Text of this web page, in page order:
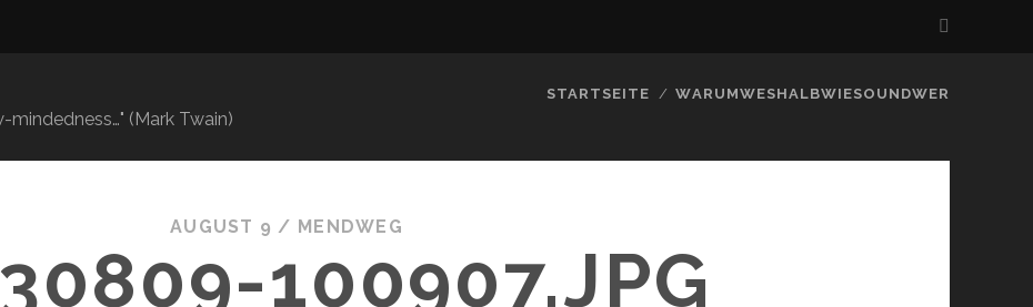
(Mark Twain)
STARTSEITE WARUMWESHALBWIESOUNDWER
AUGUST 9 / MENDWEG
100907.JPG